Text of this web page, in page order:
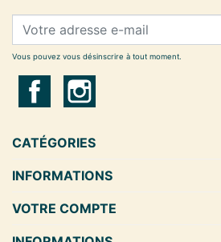
Vous pouvez vous désinscrire à tout moment.
CATÉGORIES
INFORMATIONS
VOTRE COMPTE